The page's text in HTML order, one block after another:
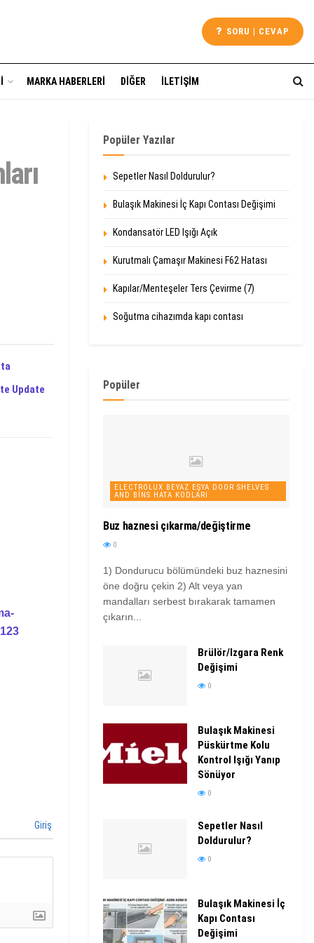
SORU | CEVAP
MARKA HABERLERI DIĞER İLETIŞIM
Update
Giriş
Popüler Yazılar
Sepetler Nasıl Doldurulur?
Bulaşık Makinesi İç Kapı Contası Değişimi
Kondansatör LED Işığı Açık
Kurutmalı Çamaşır Makinesi F62 Hatası
Kapılar/Menteşeler Ters Çevirme (7)
Soğutma cihazımda kapı contası
Popüler
ELECTROLUX BEYAZ EŞYA DOOR SHELVES
AND BINS HATA KODLARI
Buz haznesi çıkarma/değiştirme
0
1) Dondurucu bölümündeki buz haznesini
öne doğru çekin 2) Alt veya yan
mandalları serbest bırakarak tamamen
çıkarın...
Brülör/Izgara Renk
Değişimi
0
Bulaşık Makinesi
Püskürtme Kolu
Kontrol Işığı Yanıp
Sönüyor
0
Sepetler Nasıl
Doldurulur?
0
Bulaşık Makinesi İç
Kapı Contası
Değişimi